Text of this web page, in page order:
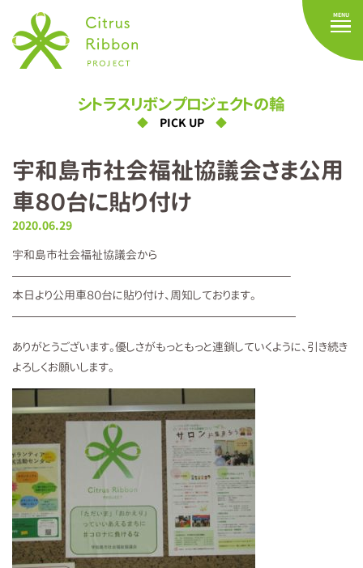
シトラスリボンプロジェクトの輪
PICK UP
宇和島市社会福祉協議会さま公用
車８０台に貼り付け
2020.06.29
宇和島市社会福祉協議会から
————————————————————————–
本日より公用車８０台に貼り付け、周知しております。
—————————————————————————
ありがとうございます。優しさがもっともっと連鎖していくように、引き続き
よろしくお願いします。